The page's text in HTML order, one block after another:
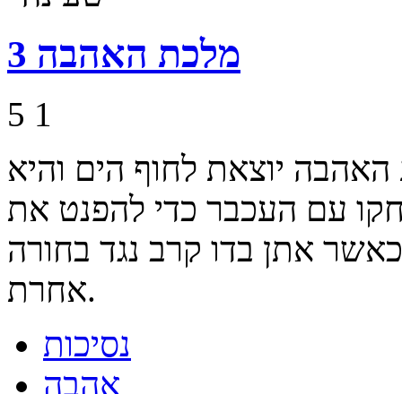
מלכת האהבה 3
5 1
יוצאת לחוף הים והיא
עם העכבר כדי להפנט את
אתן בדו קרב נגד בחורה
אחרת.
נסיכות
אהבה